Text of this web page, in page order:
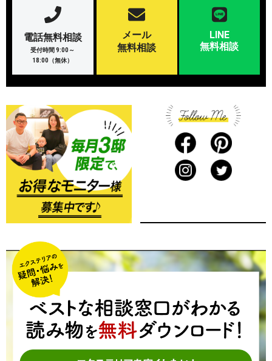
電話無料相談
受付時間 9:00～
18:00（無休）
メール
無料相談
LINE
無料相談